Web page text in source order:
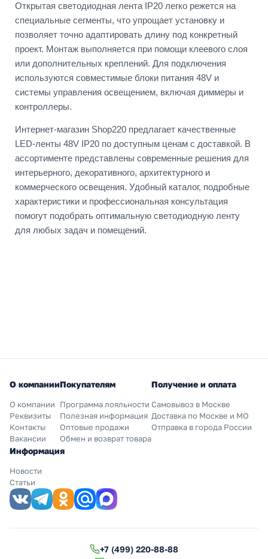
Открытая светодиодная лента IP20 легко режется на
специальные сегменты, что упрощает установку и
позволяет точно адаптировать длину под конкретный
проект. Монтаж выполняется при помощи клеевого слоя
или дополнительных креплений. Для подключения
используются совместимые блоки питания 48V и
системы управления освещением, включая диммеры и
контроллеры.
Интернет-магазин Shop220 предлагает качественные
LED-ленты 48V IP20 по доступным ценам с доставкой. В
ассортименте представлены современные решения для
интерьерного, декоративного, архитектурного и
коммерческого освещения. Удобный каталог, подробные
характеристики и профессиональная консультация
помогут подобрать оптимальную светодиодную ленту
для любых задач и помещений.
О компании
О компании
Реквизиты
Контакты
Вакансии
Покупателям
Программа лояльности
Полезная информация
Оптовые продажи
Обмен и возврат товара
Получение и оплата
Самовывоз в Москве
Доставка по Москве и МО
Отправка в города России
Информация
Новости
Статьи
+7 (499) 220-88-88